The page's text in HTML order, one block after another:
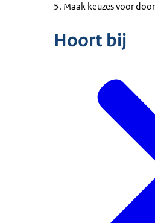
Maak keuzes voor
Hoort bij